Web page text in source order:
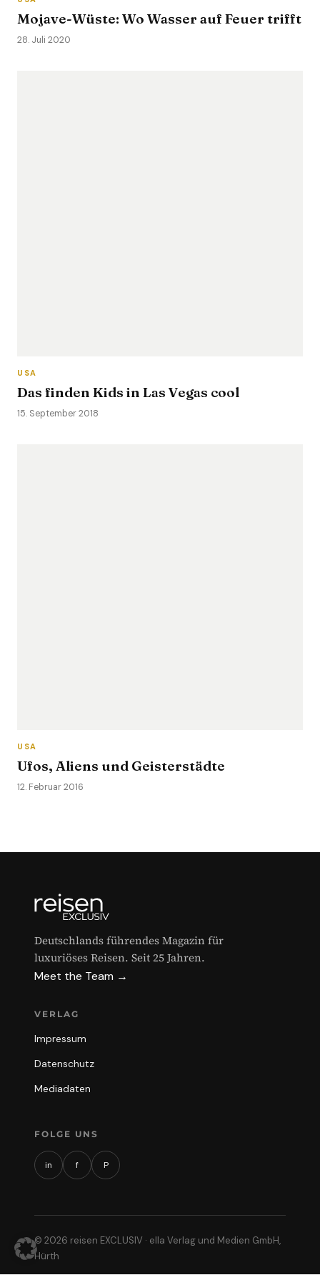
Mojave-Wüste: Wo Wasser auf Feuer trifft
28. Juli 2020
USA
Das finden Kids in Las Vegas cool
15. September 2018
USA
Ufos, Aliens und Geisterstädte
12. Februar 2016
Deutschlands führendes Magazin für
luxuriöses Reisen. Seit 25 Jahren.
Meet the Team →
VERLAG
Impressum
Datenschutz
Mediadaten
FOLGE UNS
in f P
© 2026 reisen EXCLUSIV · ella Verlag und Medien GmbH,
Hürth